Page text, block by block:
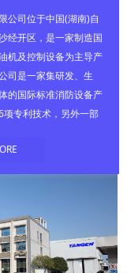
司位于中国(湖南)自
经开区，是一家制造国
机及控制设备为主导产
司是一家集研发、生
的国际标准消防设备产
专利技术，另外一部
评定为国家高新技术
油机实验室也已经通过
柴油机控制装置已通
可以进入国际市场销
前正在申请UL1247的
NFPA20等国际标准要